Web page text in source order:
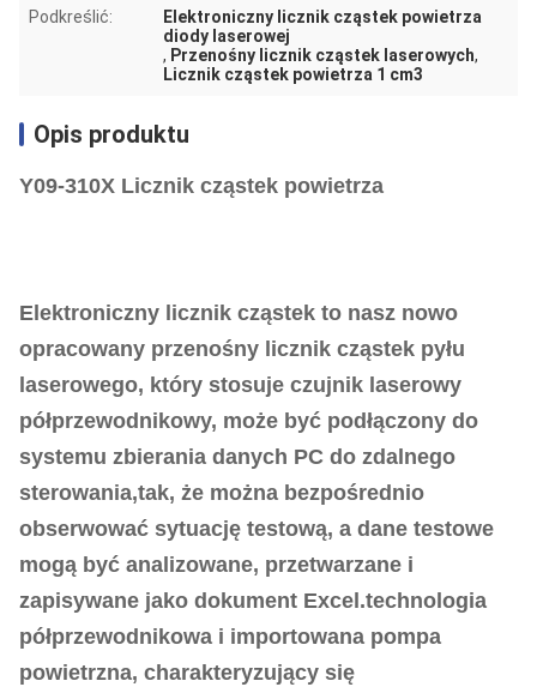
Podkreślić:
Elektroniczny licznik cząstek powietrza
diody laserowej
, Przenośny licznik cząstek laserowych,
Licznik cząstek powietrza 1 cm3
Opis produktu
Y09-310X Licznik cząstek powietrza
Elektroniczny licznik cząstek to nasz nowo
opracowany przenośny licznik cząstek pyłu
laserowego, który stosuje czujnik laserowy
półprzewodnikowy, może być podłączony do
systemu zbierania danych PC do zdalnego
sterowania,tak, że można bezpośrednio
obserwować sytuację testową, a dane testowe
mogą być analizowane, przetwarzane i
zapisywane jako dokument Excel.technologia
półprzewodnikowa i importowana pompa
powietrzna, charakteryzujący się